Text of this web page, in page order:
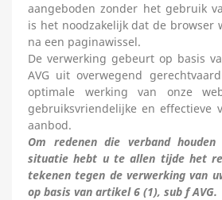
aangeboden zonder het gebruik
is het noodzakelijk dat de browser
na een paginawissel.
De verwerking gebeurt op basis
AVG uit overwegend
optimale werking van onze
gebruiksvriendelijke en effectieve
aanbod.
Om redenen die verband
situatie hebt u te allen tijde het
tekenen tegen de verwerking van
op basis van artikel 6 (1), sub f AVG.